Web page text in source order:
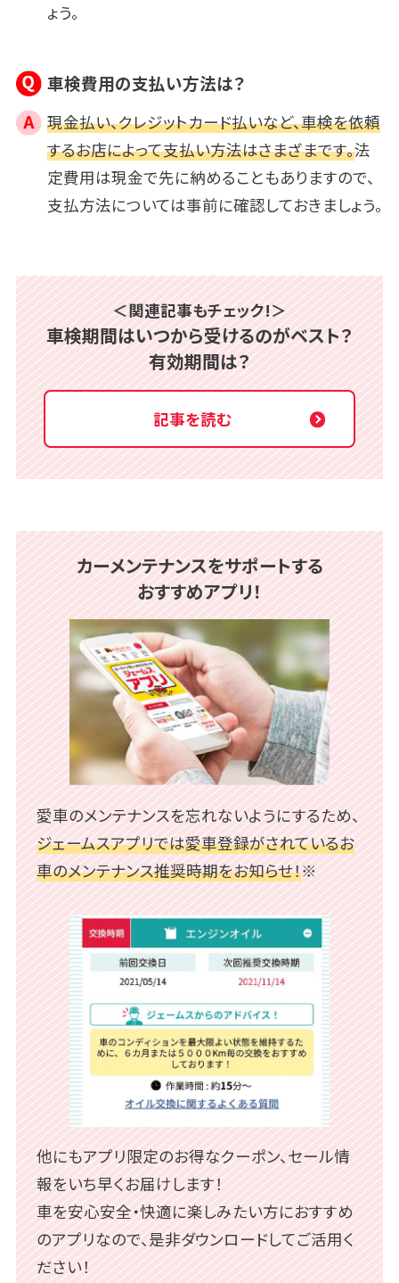
ょう。
車検費用の支払い方法は？
現金払い、クレジットカード払いなど、車検を依頼
するお店によって支払い方法はさまざまです。法
定費用は現金で先に納めることもありますので、
支払方法については事前に確認しておきましょう。
＜関連記事もチェック!＞
車検期間はいつから受けるのがベスト？
有効期間は？
記事を読む
カーメンテナンスをサポートする
おすすめアプリ！
愛車のメンテナンスを忘れないようにするため、
ジェームスアプリでは愛車登録がされているお
車のメンテナンス推奨時期をお知らせ！※
他にもアプリ限定のお得なクーポン、セール情
報をいち早くお届けします！
車を安心安全・快適に楽しみたい方におすすめ
のアプリなので、是非ダウンロードしてご活用く
ださい！